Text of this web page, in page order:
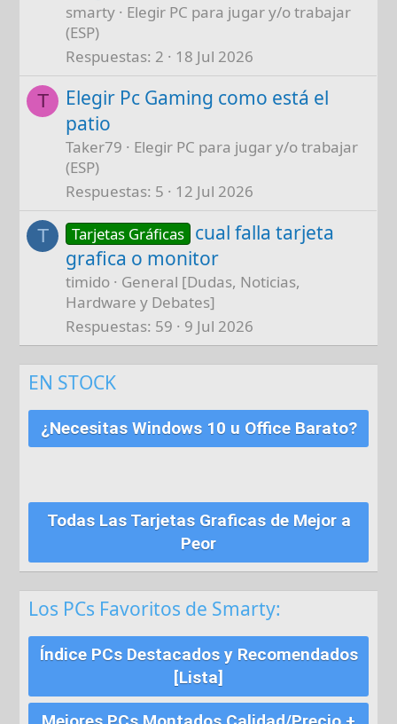
smarty
Elegir PC para jugar y/o trabajar
(ESP)
Respuestas 2 18 Jul 2026
T
Elegir Pc Gaming como está el
patio
Taker79
Elegir PC para jugar y/o trabajar
(ESP)
Respuestas 5 12 Jul 2026
T Tarjetas Gráficas cual falla tarjeta
grafica o monitor
timido
General [Dudas, Noticias,
Hardware y Debates]
Respuestas 59 9 Jul 2026
EN STOCK
¿Necesitas Windows 10 u Office Barato?
Todas Las Tarjetas Graficas de Mejor a
Peor
Los PCs Favoritos de Smarty:
Índice PCs Destacados y Recomendados
[Lista]